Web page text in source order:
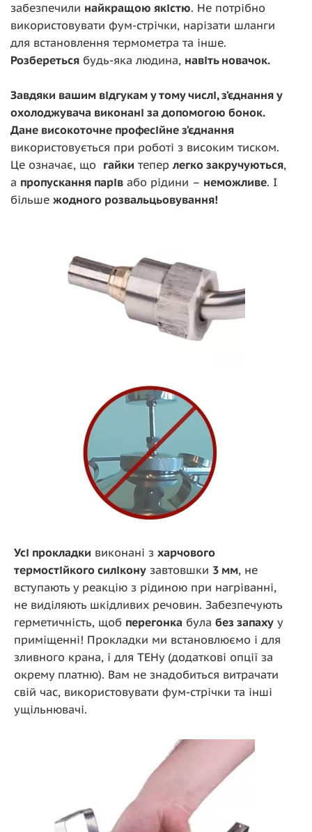
забезпечили найкращою якістю. Не потрібно
використовувати фум-стрічки, нарізати шланги
для встановлення термометра та інше.
Розбереться будь-яка людина, навіть новачок.
Завдяки вашим відгукам у тому числі, з’єднання у
охолоджувача виконані за допомогою бонок.
Дане високоточне професійне з’єднання
використовується при роботі з високим тиском.
Це означає, що гайки тепер легко закручуються,
а пропускання парів або рідини – неможливе. І
більше жодного розвальцьовування!
Усі прокладки виконані з харчового
термостійкого силікону завтовшки 3 мм, не
вступають у реакцію з рідиною при нагріванні,
не виділяють шкідливих речовин. Забезпечують
герметичність, щоб перегонка була без запаху у
приміщенні! Прокладки ми встановлюємо і для
зливного крана, і для ТЕНу (додаткові опції за
окрему платню). Вам не знадобиться витрачати
свій час, використовувати фум-стрічки та інші
ущільнювачі.